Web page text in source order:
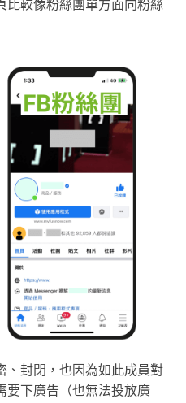
比較像粉絲團單方面向粉絲
、封閉，也因為如此成員對
要下廣告（也無法投放廣